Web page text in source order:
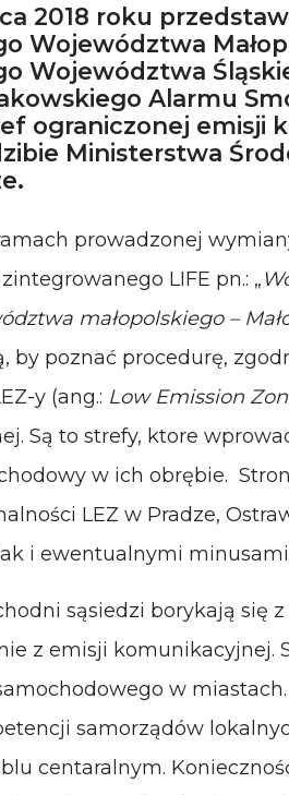
2018 roku
Województwa
Województwa
Alarmu
ograniczonej emisji
Ministerstwa
prowadzonej
LIFE pn.: „
małopolskiego –
by poznać procedurę,
y (ang.: Low Emission
Są to strefy, ktore
w ich obrębie.
LEZ w Pradze,
i ewentualnymi
sąsiedzi borykają się
z emisji komunikacyjnej.
w
samorządów
centaralnym.